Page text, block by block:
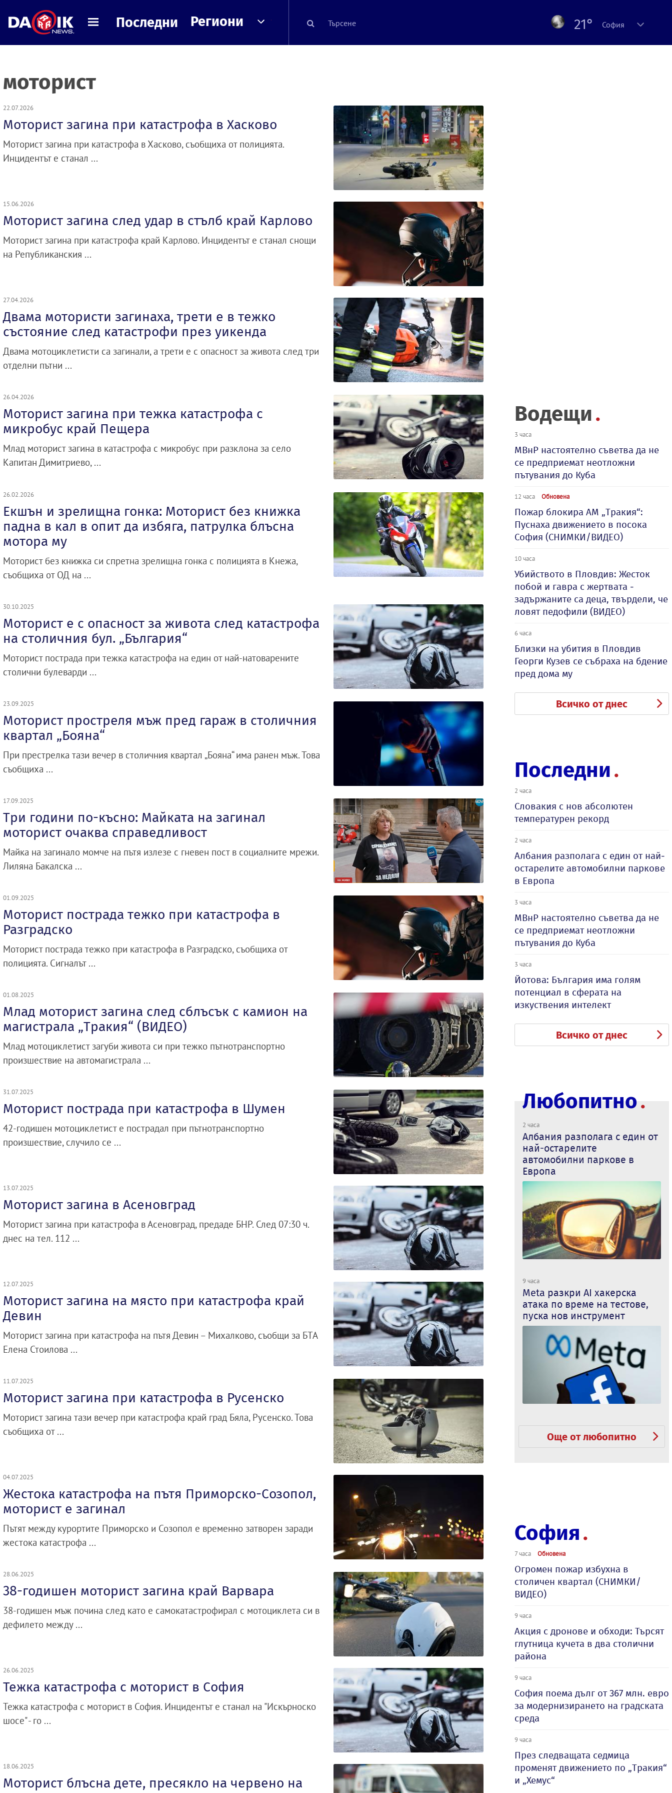
Последни Региони 21° София
моторист
22.07.2026
Моторист загина при катастрофа в Хасково
Моторист загина при катастрофа в Хасково, съобщиха от полицията.
Инцидентът е станал ...
15.06.2026
Моторист загина след удар в стълб край Карлово
Моторист загина при катастрофа край Карлово. Инцидентът е станал снощи
на Републиканския ...
27.04.2026
Двама мотористи загинаха, трети е в тежко
състояние след катастрофи през уикенда
Двама мотоциклетисти са загинали, а трети е с опасност за живота след три
отделни пътни ...
26.04.2026
Моторист загина при тежка катастрофа с
микробус край Пещера
Млад моторист загина в катастрофа с микробус при разклона за село
Капитан Димитриево, ...
26.02.2026
Екшън и зрелищна гонка: Моторист без книжка
падна в кал в опит да избяга, патрулка блъсна
мотора му
Моторист без книжка си спретна зрелищна гонка с полицията в Кнежа,
съобщиха от ОД на ...
30.10.2025
Моторист е с опасност за живота след катастрофа
на столичния бул. „България“
Моторист пострада при тежка катастрофа на един от най-натоварените
столични булеварди ...
23.09.2025
Моторист простреля мъж пред гараж в столичния
квартал „Бояна“
При престрелка тази вечер в столичния квартал „Бояна“ има ранен мъж. Това
съобщиха ...
17.09.2025
Три години по-късно: Майката на загинал
моторист очаква справедливост
Майка на загинало момче на пътя излезе с гневен пост в социалните мрежи.
Лиляна Бакалска ...
01.09.2025
Моторист пострада тежко при катастрофа в
Разградско
Моторист пострада тежко при катастрофа в Разградско, съобщиха от
полицията. Сигналът ...
01.08.2025
Млад моторист загина след сблъсък с камион на
магистрала „Тракия“ (ВИДЕО)
Млад мотоциклетист загуби живота си при тежко пътнотранспортно
произшествие на автомагистрала ...
31.07.2025
Моторист пострада при катастрофа в Шумен
42-годишен мотоциклетист е пострадал при пътнотранспортно
произшествие, случило се ...
13.07.2025
Моторист загина в Асеновград
Моторист загина при катастрофа в Асеновград, предаде БНР. След 07:30 ч.
днес на тел. 112 ...
12.07.2025
Моторист загина на място при катастрофа край
Девин
Моторист загина при катастрофа на пътя Девин – Михалково, съобщи за БТА
Елена Стоилова ...
11.07.2025
Моторист загина при катастрофа в Русенско
Моторист загина тази вечер при катастрофа край град Бяла, Русенско. Това
съобщиха от ...
04.07.2025
Жестока катастрофа на пътя Приморско-Созопол,
моторист е загинал
Пътят между курортите Приморско и Созопол е временно затворен заради
жестока катастрофа ...
28.06.2025
38-годишен моторист загина край Варвара
38-годишен мъж почина след като е самокатастрофирал с мотоциклета си в
дефилето между ...
26.06.2025
Тежка катастрофа с моторист в София
Тежка катастрофа с моторист в София. Инцидентът е станал на "Искърноско
шосе" - го ...
18.06.2025
Моторист блъсна дете, пресякло на червено на
Водещи
3 часа
МВнР настоятелно съветва да не
се предприемат неотложни
пътувания до Куба
12 часа Обновена
Пожар блокира АМ „Тракия“:
Пуснаха движението в посока
София (СНИМКИ/ВИДЕО)
10 часа
Убийството в Пловдив: Жесток
побой и гавра с жертвата -
задържаните са деца, твърдели, че
ловят педофили (ВИДЕО)
6 часа
Близки на убития в Пловдив
Георги Кузев се събраха на бдение
пред дома му
Всичко от днес
Последни
2 часа
Словакия с нов абсолютен
температурен рекорд
2 часа
Албания разполага с един от най-
остарелите автомобилни паркове
в Европа
3 часа
МВнР настоятелно съветва да не
се предприемат неотложни
пътувания до Куба
3 часа
Йотова: България има голям
потенциал в сферата на
изкуствения интелект
Всичко от днес
Любопитно
2 часа
Албания разполага с един от
най-остарелите
автомобилни паркове в
Европа
9 часа
Meta разкри AI хакерска
атака по време на тестове,
пуска нов инструмент
Още от любопитно
София
7 часа Обновена
Огромен пожар избухна в
столичен квартал (СНИМКИ/
ВИДЕО)
9 часа
Акция с дронове и обходи: Търсят
глутница кучета в два столични
района
9 часа
София поема дълг от 367 млн. евро
за модернизирането на градската
среда
9 часа
През следващата седмица
променят движението по „Тракия“
и „Хемус“